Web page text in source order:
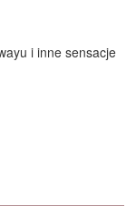
i inne sensacje